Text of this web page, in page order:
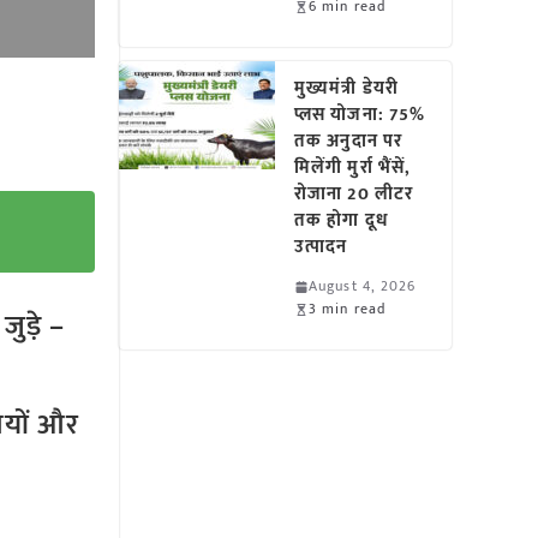
–
और
6 min read
मुख्यमंत्री डेयरी
प्लस योजना: 75%
तक अनुदान पर
मिलेंगी मुर्रा भैंसें,
रोजाना 20 लीटर
तक होगा दूध
उत्पादन
August 4, 2026
3 min read